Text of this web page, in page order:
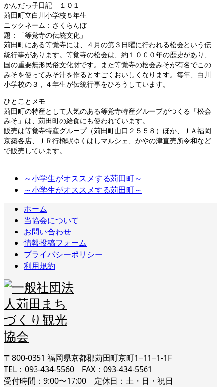
かんだっ子日記 １０１
苅田町立白川小学校５年生
ニックネーム：さくらんぼ
題：「等覚寺の伝統文化」
苅田町にある等覚寺には、４月の第３日曜に行われる松会という伝
統行事があります。等覚寺の松会は、約１０００年の歴史があり、
国の重要無形民俗文化財です。また等覚寺の松会みそが有名でこの
みそを使ってみそ汁を作るとすごくおいしくなります。毎年、白川
小学校の３，４年生が伝統行事をひろうしています。
ひとことメモ
苅田町の特産として人気のある等覚寺特産グループがつくる「松会
みそ」は、苅田町の給食にも使われています。
販売は等覚寺特産グループ（苅田町山口２５５８）ほか、ＪＡ福岡
京築各店、ＪＲ行橋駅ゆくはしマルシェ、かやの津直売所令和など
で販売しています。
～小学生がオススメする苅田町～
～小学生がオススメする苅田町～
ホーム
当協会について
お問い合わせ
情報投稿フォーム
プライバシーポリシー
利用規約
〒800-0351 福岡県京都郡苅田町京町1−11−1-1F
TEL：093-434-5560 FAX：093-434-5561
受付時間：9:00〜17:00 定休日：土・日・祝日